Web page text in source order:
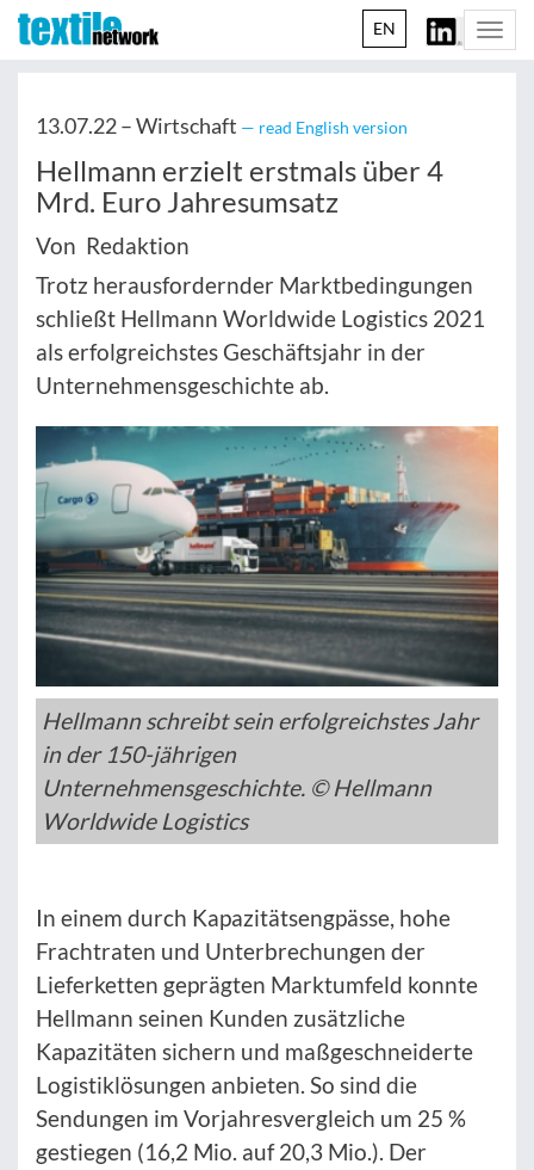
EN
13.07.22 –Wirtschaft — read English version
Hellmann erzielt erstmals über 4
Mrd. Euro Jahresumsatz
Von Redaktion
Trotz herausfordernder Marktbedingungen
schließt Hellmann Worldwide Logistics 2021
als erfolgreichstes Geschäftsjahr in der
Unternehmensgeschichte ab.
Hellmann schreibt sein erfolgreichstes Jahr
in der 150-jährigen
Unternehmensgeschichte. © Hellmann
Worldwide Logistics
In einem durch Kapazitätsengpässe, hohe
Frachtraten und Unterbrechungen der
Lieferketten geprägten Marktumfeld konnte
Hellmann seinen Kunden zusätzliche
Kapazitäten sichern und maßgeschneiderte
Logistiklösungen anbieten. So sind die
Sendungen im Vorjahresvergleich um 25 %
gestiegen (16,2 Mio. auf 20,3 Mio.). Der